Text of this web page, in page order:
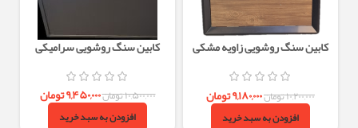
کابین سنگ روشویی زاویه مشکی
چوب | کاسه گاتریا | روشویی مدرن
۱۰,۲۰۰,۰۰۰تومان۹,۱۸۰,۰۰۰تومان
افزودن به سبد خرید
کابین سنگ روشویی سرامیکی
۱۰,۵۰۰,۰۰۰تومان۹,۴۵۰,۰۰۰تومان
افزودن به سبد خرید